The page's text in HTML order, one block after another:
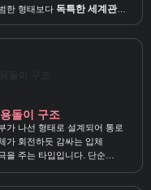
한 형태보다 독특한 세계관과
을 찾는 분께 추천합니다.
돌이 구조
가 나선 형태로 설계되어 통로
가 회전하듯 감싸는 입체
을 주는 타입입니다. 단순